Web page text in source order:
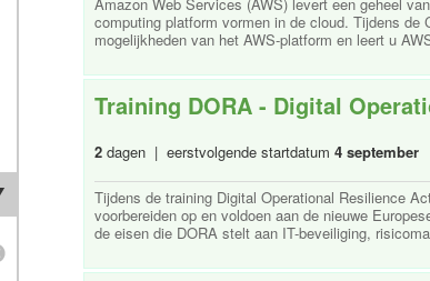
computing platform vormen in de cloud. Tijdens
mogelijkheden van het AWS-platform en leert u
Training DORA - Digital
2 dagen | eerstvolgende startdatum 4 september
Tijdens de training Digital Operational Resilience
voorbereiden op en voldoen aan de nieuwe
de eisen die DORA stelt aan IT-beveiliging,